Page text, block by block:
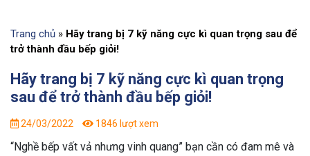
Trang chủ » Hãy trang bị 7 kỹ năng cực kì quan trọng sau để
trở thành đầu bếp giỏi!
Hãy trang bị 7 kỹ năng cực kì quan trọng
sau để trở thành đầu bếp giỏi!
24/03/2022 1846 lượt xem
“Nghề bếp vất vả nhưng vinh quang” bạn cần có đam mê và